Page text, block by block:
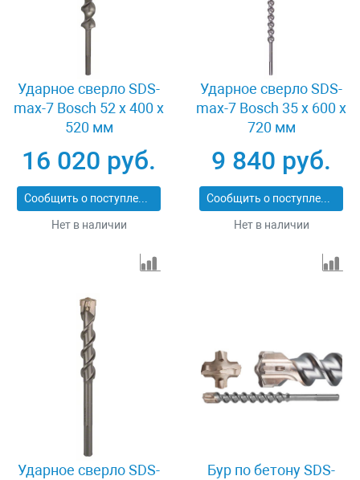
Ударное сверло SDS-
max-7 Bosch 52 x 400 x
520 мм
16 020 руб.
Сообщить о поступлении
Нет в наличии
Ударное сверло SDS-
max-7 Bosch 35 x 600 x
720 мм
9 840 руб.
Сообщить о поступлении
Нет в наличии
Ударное сверло SDS-
Бур по бетону SDS-